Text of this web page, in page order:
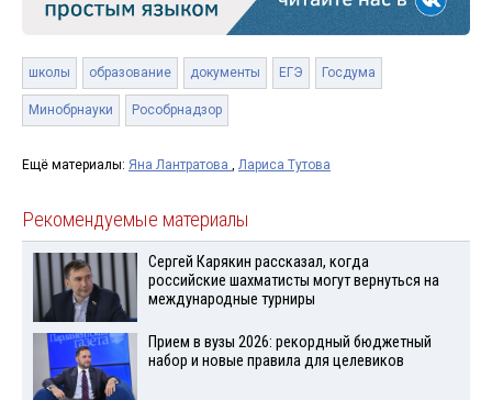
школы образование документы ЕГЭ Госдума
Минобрнауки Рособрнадзор
Ещё материалы: Яна Лантратова , Лариса Тутова
Рекомендуемые материалы
Сергей Карякин рассказал, когда
российские шахматисты могут вернуться на
международные турниры
Прием в вузы 2026: рекордный бюджетный
набор и новые правила для целевиков